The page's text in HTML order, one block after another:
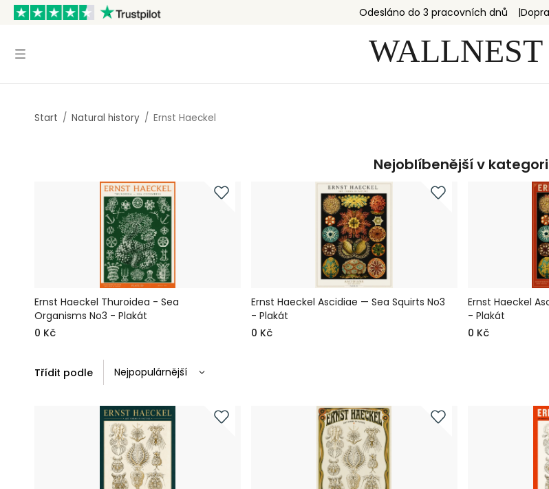
Odesláno do 3 pracovních dnů
Start / Natural history / Ernst Haeckel
Nejoblíbenější v
Ernst Haeckel Thuroidea - Sea
Organisms No3 - Plakát
0 Kč
Ernst Haeckel Ascidiae — Sea Squirts No3
- Plakát
0 Kč
Ernst Haeckel
- Plakát
0 Kč
Třídit podle